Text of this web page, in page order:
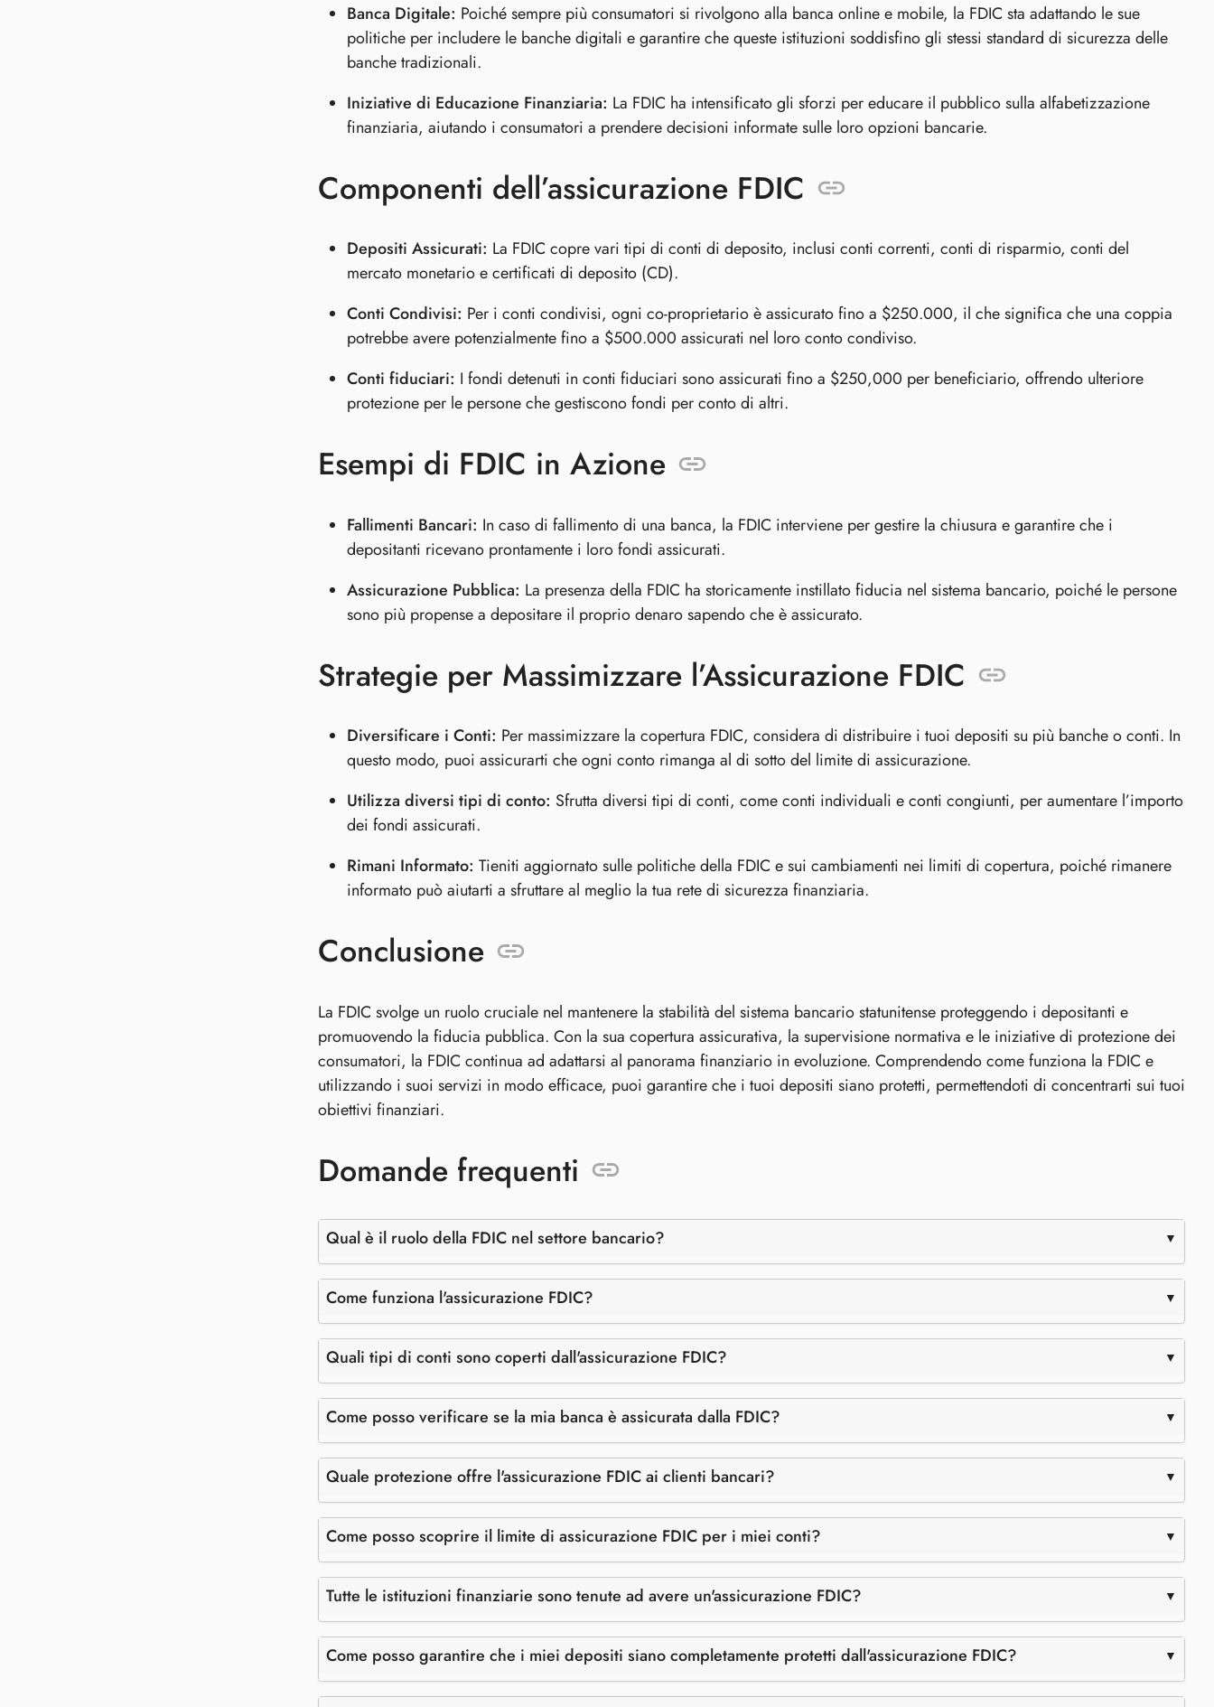
Banca Digitale: Poiché sempre più consumatori si rivolgono alla banca online e mobile, la FDIC sta adattando le sue
politiche per includere le banche digitali e garantire che queste istituzioni soddisfino gli stessi standard di sicurezza delle
banche tradizionali.
Iniziative di Educazione Finanziaria: La FDIC ha intensificato gli sforzi per educare il pubblico sulla alfabetizzazione
finanziaria, aiutando i consumatori a prendere decisioni informate sulle loro opzioni bancarie.
Componenti dell’assicurazione FDIC
Depositi Assicurati: La FDIC copre vari tipi di conti di deposito, inclusi conti correnti, conti di risparmio, conti del
mercato monetario e certificati di deposito (CD).
Conti Condivisi: Per i conti condivisi, ogni co-proprietario è assicurato fino a $250.000, il che significa che una coppia
potrebbe avere potenzialmente fino a $500.000 assicurati nel loro conto condiviso.
Conti fiduciari: I fondi detenuti in conti fiduciari sono assicurati fino a $250,000 per beneficiario, offrendo ulteriore
protezione per le persone che gestiscono fondi per conto di altri.
Esempi di FDIC in Azione
Fallimenti Bancari: In caso di fallimento di una banca, la FDIC interviene per gestire la chiusura e garantire che i
depositanti ricevano prontamente i loro fondi assicurati.
Assicurazione Pubblica: La presenza della FDIC ha storicamente instillato fiducia nel sistema bancario, poiché le persone
sono più propense a depositare il proprio denaro sapendo che è assicurato.
Strategie per Massimizzare l’Assicurazione FDIC
Diversificare i Conti: Per massimizzare la copertura FDIC, considera di distribuire i tuoi depositi su più banche o conti. In
questo modo, puoi assicurarti che ogni conto rimanga al di sotto del limite di assicurazione.
Utilizza diversi tipi di conto: Sfrutta diversi tipi di conti, come conti individuali e conti congiunti, per aumentare l’importo
dei fondi assicurati.
Rimani Informato: Tieniti aggiornato sulle politiche della FDIC e sui cambiamenti nei limiti di copertura, poiché rimanere
informato può aiutarti a sfruttare al meglio la tua rete di sicurezza finanziaria.
Conclusione
La FDIC svolge un ruolo cruciale nel mantenere la stabilità del sistema bancario statunitense proteggendo i depositanti e
promuovendo la fiducia pubblica. Con la sua copertura assicurativa, la supervisione normativa e le iniziative di protezione dei
consumatori, la FDIC continua ad adattarsi al panorama finanziario in evoluzione. Comprendendo come funziona la FDIC e
utilizzando i suoi servizi in modo efficace, puoi garantire che i tuoi depositi siano protetti, permettendoti di concentrarti sui tuoi
obiettivi finanziari.
Domande frequenti
Qual è il ruolo della FDIC nel settore bancario?
Come funziona l'assicurazione FDIC?
Quali tipi di conti sono coperti dall'assicurazione FDIC?
Come posso verificare se la mia banca è assicurata dalla FDIC?
Quale protezione offre l'assicurazione FDIC ai clienti bancari?
Come posso scoprire il limite di assicurazione FDIC per i miei conti?
Tutte le istituzioni finanziarie sono tenute ad avere un'assicurazione FDIC?
Come posso garantire che i miei depositi siano completamente protetti dall'assicurazione FDIC?